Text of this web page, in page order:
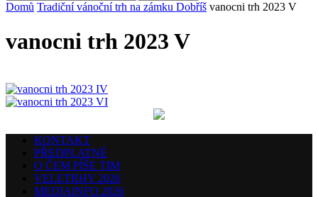
Domů Tradiční vánoční trh na zámku Dobříš vanocni trh 2023 V
vanocni trh 2023 V
KONTAKT
PŘEDPLATNÉ
O ČEM PÍŠE TIM
VELETRHY 2026
MEDIAINFO 2026